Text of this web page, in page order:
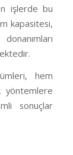
işlerde bu
kapasitesi,
hem
yöntemlere
sonuçlar